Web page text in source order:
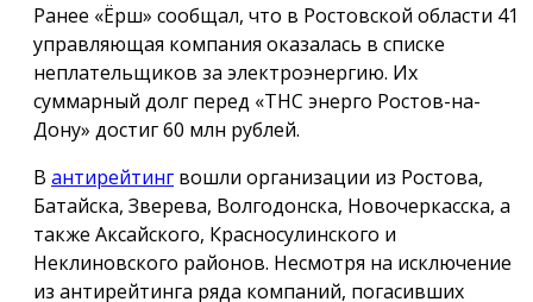
Ранее «Ёрш» сообщал, что в Ростовской области 41
управляющая компания оказалась в списке
неплательщиков за электроэнергию. Их
суммарный долг перед «ТНС энерго Ростов-на-
Дону» достиг 60 млн рублей.
В антирейтинг вошли организации из Ростова,
Батайска, Зверева, Волгодонска, Новочеркасска, а
также Аксайского, Красносулинского и
Неклиновского районов. Несмотря на исключение
из антирейтинга ряда компаний, погасивших